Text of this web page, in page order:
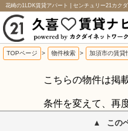
花崎の1LDK賃貸アパート | センチュリー21カク
TOPページ > 物件検索 > 加須市の賃貸
こちらの物件は掲
条件を変えて、再
この